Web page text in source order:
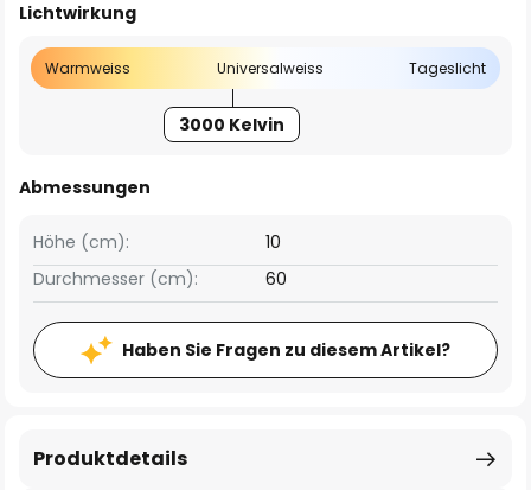
Lichtwirkung
Warmweiss Universalweiss Tageslicht
3000 Kelvin
Abmessungen
Höhe (cm):
10
Durchmesser (cm):
60
Haben Sie Fragen zu diesem Artikel?
Produktdetails